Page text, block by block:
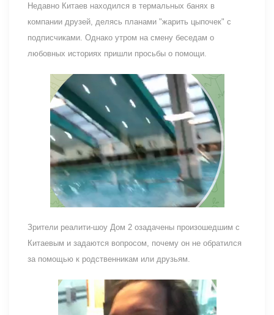
Недавно Китаев находился в термальных банях в
компании друзей, делясь планами "жарить цыпочек" с
подписчиками. Однако утром на смену беседам о
любовных историях пришли просьбы о помощи.
Зрители реалити-шоу Дом 2 озадачены произошедшим с
Китаевым и задаются вопросом, почему он не обратился
за помощью к родственникам или друзьям.